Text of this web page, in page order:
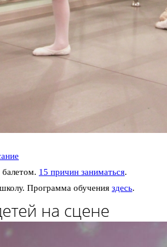
балетом. 15 причин заниматься.
Программа обучения здесь.
на сцене